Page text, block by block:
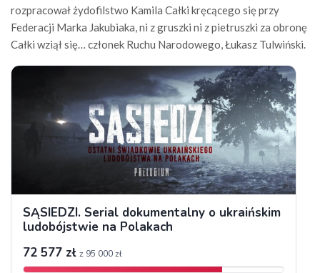
rozpracował żydofilstwo Kamila Całki kręcącego się przy
Federacji Marka Jakubiaka, ni z gruszki ni z pietruszki za obronę
Całki wziął się… członek Ruchu Narodowego, Łukasz Tulwiński.